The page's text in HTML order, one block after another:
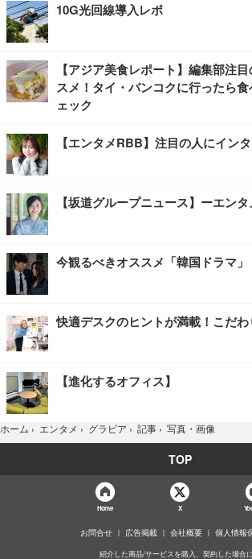
10G光回線導入レポ
【アジア美食レポート】編集部注
スメ！タイ・バンコクに行ったら
ェック
【エンタメRBB】注目の人にイン
【坂道グループニュース】ーエン
今観るべきオススメ「韓国ドラマ」
快適デスクのヒントが満載！こだ
【進化するオフィス】
ホーム › エンタメ › グラビア › 記事 › 写真・画像
TOP
Home X
お問合せ 広告掲載 会社概要 個人情報
紹介した商品/サービスを購入、契約した場合に